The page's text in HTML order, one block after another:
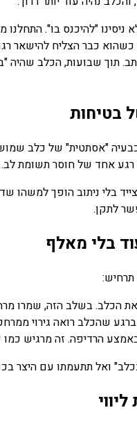
ניסינו "להיכנס בו".
כבר הצליח להישאר
תוך שבועות, הכלב שהיה
בטיחות
"אסתטית" של כלב שמושך
רגע אחד של חוסר תשומת לב.
בלי ניתוב הופך למשהו
לתקן.
בלי מאלף
את הכלב. בשלב הזה, שמרו
ברגע שהכלב רואה גירוי
הרדיפה. זה מרגיש
ואל תתעמתו עם היצר